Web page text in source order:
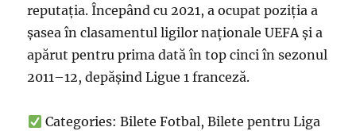
reputația. Începând cu 2021, a ocupat poziția a
șasea în clasamentul ligilor naționale UEFA și a
apărut pentru prima dată în top cinci în sezonul
2011–12, depășind Ligue 1 franceză.
Categories: Bilete Fotbal, Bilete pentru Liga